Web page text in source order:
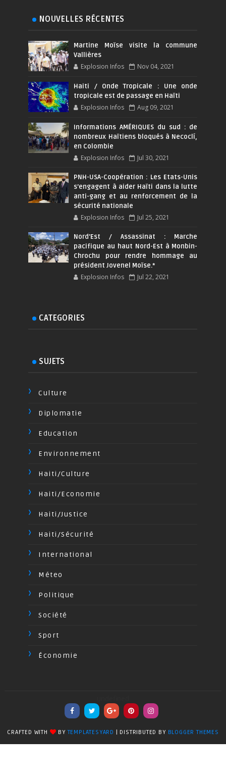
NOUVELLES RÉCENTES
Martine Moïse visite la commune
Vallières
Explosion Infos Nov 04, 2021
Haiti / Onde Tropicale : Une onde
tropicale est de passage en Haïti
Explosion Infos Aug 09, 2021
Informations AMÉRIQUES du sud : de
nombreux Haïtiens bloqués à Necoclí,
en Colombie
Explosion Infos Jul 30, 2021
PNH-USA-Coopération : Les Etats-Unis
s’engagent à aider Haïti dans la lutte
anti-gang et au renforcement de la
sécurité nationale
Explosion Infos Jul 25, 2021
Nord'Est / Assassinat : Marche
pacifique au haut Nord-Est à Monbin-
Chrochu pour rendre hommage au
président Jovenel Moïse.*
Explosion Infos Jul 22, 2021
CATEGORIES
SUJETS
Culture
Diplomatie
Education
Environnement
Haiti/Culture
Haiti/Economie
Haiti/Justice
Haiti/Sécurité
International
Méteo
Politique
Société
Sport
Économie
CRAFTED WITH BYTEMPLATESYARD | DISTRIBUTED BY BLOGGER THEMES